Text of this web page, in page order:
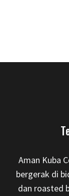
Aman Kuba
bergerak di
dan roasted